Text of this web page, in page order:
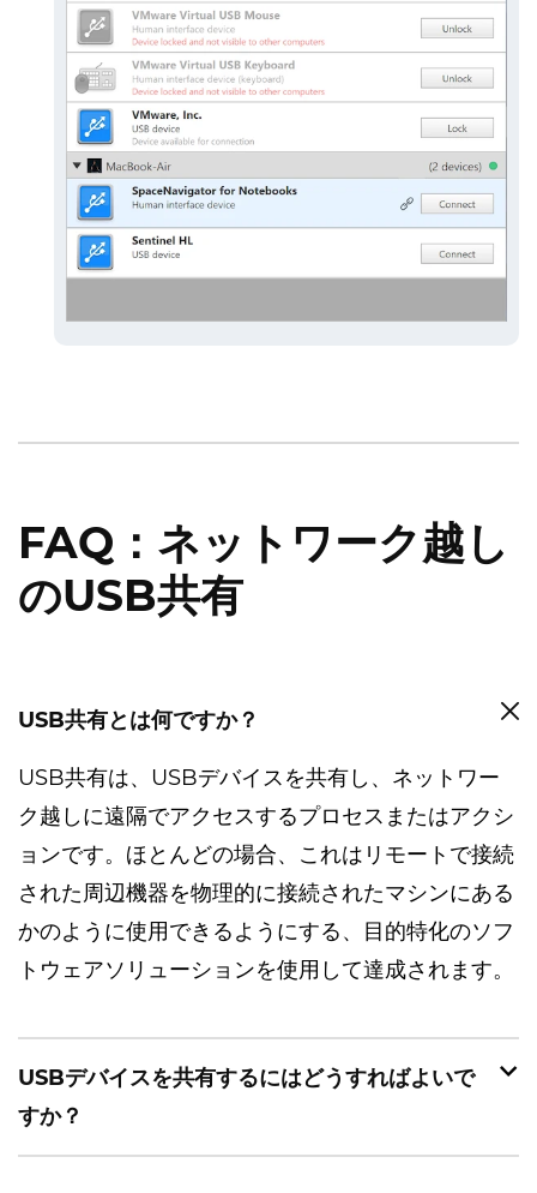
FAQ：ネットワーク越し
のUSB共有
USB共有とは何ですか？
USB共有は、USBデバイスを共有し、ネットワー
ク越しに遠隔でアクセスするプロセスまたはアクシ
ョンです。ほとんどの場合、これはリモートで接続
された周辺機器を物理的に接続されたマシンにある
かのように使用できるようにする、目的特化のソフ
トウェアソリューションを使用して達成されます。
USBデバイスを共有するにはどうすればよいで
すか？